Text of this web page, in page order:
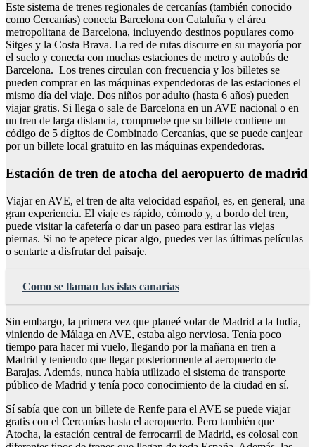
Este sistema de trenes regionales de cercanías (también conocido
como Cercanías) conecta Barcelona con Cataluña y el área
metropolitana de Barcelona, incluyendo destinos populares como
Sitges y la Costa Brava. La red de rutas discurre en su mayoría por
el suelo y conecta con muchas estaciones de metro y autobús de
Barcelona. Los trenes circulan con frecuencia y los billetes se
pueden comprar en las máquinas expendedoras de las estaciones el
mismo día del viaje. Dos niños por adulto (hasta 6 años) pueden
viajar gratis. Si llega o sale de Barcelona en un AVE nacional o en
un tren de larga distancia, compruebe que su billete contiene un
código de 5 dígitos de Combinado Cercanías, que se puede canjear
por un billete local gratuito en las máquinas expendedoras.
Estación de tren de atocha del aeropuerto de madrid
Viajar en AVE, el tren de alta velocidad español, es, en general, una
gran experiencia. El viaje es rápido, cómodo y, a bordo del tren,
puede visitar la cafetería o dar un paseo para estirar las viejas
piernas. Si no te apetece picar algo, puedes ver las últimas películas
o sentarte a disfrutar del paisaje.
Como se llaman las islas canarias
Sin embargo, la primera vez que planeé volar de Madrid a la India,
viniendo de Málaga en AVE, estaba algo nerviosa. Tenía poco
tiempo para hacer mi vuelo, llegando por la mañana en tren a
Madrid y teniendo que llegar posteriormente al aeropuerto de
Barajas. Además, nunca había utilizado el sistema de transporte
público de Madrid y tenía poco conocimiento de la ciudad en sí.
Sí sabía que con un billete de Renfe para el AVE se puede viajar
gratis con el Cercanías hasta el aeropuerto. Pero también que
Atocha, la estación central de ferrocarril de Madrid, es colosal con